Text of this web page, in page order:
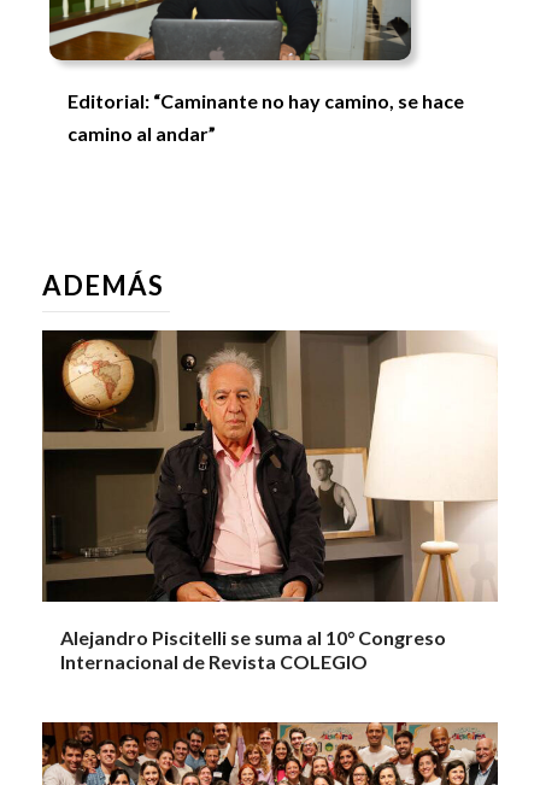
Editorial: “Caminante no hay camino, se hace
camino al andar”
ADEMÁS
Alejandro Piscitelli se suma al 10° Congreso
Internacional de Revista COLEGIO